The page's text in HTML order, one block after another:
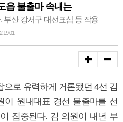
읍 불출마 속내는
부산 강서구 대선표심 등 작용
19:01
로 유력하게 거론됐던 4선 김
이 원내대표 경선 불출마를 선
집중된다. 김 의원이 내년 부